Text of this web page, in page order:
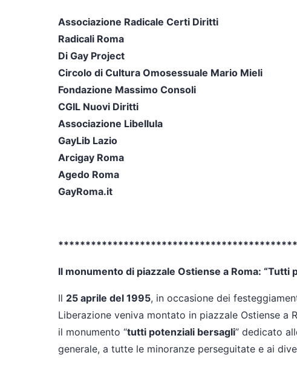
Associazione Radicale Certi Diritti
Radicali Roma
Di Gay Project
Circolo di Cultura Omosessuale Mario Mieli
Fondazione Massimo Consoli
CGIL Nuovi Diritti
Associazione Libellula
GayLib Lazio
Arcigay Roma
Agedo Roma
GayRoma.it
Il monumento di piazzale Ostiense a Roma: “Tutti
Il 25 aprile del 1995, in occasione dei
Liberazione veniva montato in piazzale Ostiense a
il monumento “tutti potenziali bersagli” dedicato
generale, a tutte le minoranze perseguitate e ai